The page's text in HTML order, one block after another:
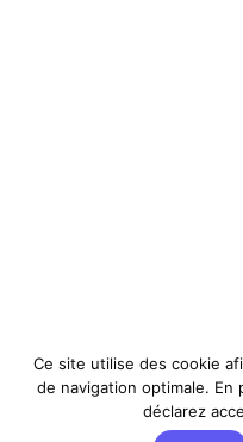
Ce site utilise des cookie
de navigation optimale. En
déclarez